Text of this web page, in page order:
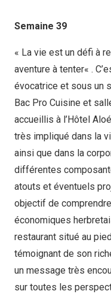
Semaine 39
« La vie est un défi à
aventure à tenter« .
évocatrice et sous un
Bac Pro Cuisine et
accueillis à l’Hôtel
très impliqué dans la
ainsi que dans la
différentes
atouts et éventuels
objectif de
économiques
restaurant situé au
témoignant de son
un message très
sur toutes les